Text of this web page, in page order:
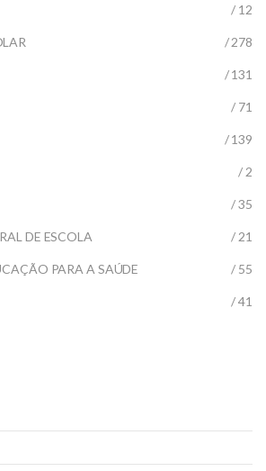
/ 12
/ 278
/ 131
/ 71
/ 139
/ 2
/ 35
DE ESCOLA / 21
PARA A SAÚDE / 55
/ 41